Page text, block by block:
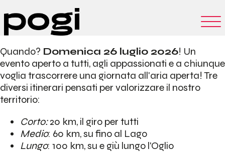
Quando? Domenica 26 luglio 2026! Un
evento aperto a tutti, agli appassionati e a chiunque
voglia trascorrere una giornata all'aria aperta! Tre
diversi itinerari pensati per valorizzare il nostro
territorio:
Corto:20 km, il giro per tutti
Medio: 60 km, su fino al Lago
Lungo: 100 km, su e giù lungo l'Oglio